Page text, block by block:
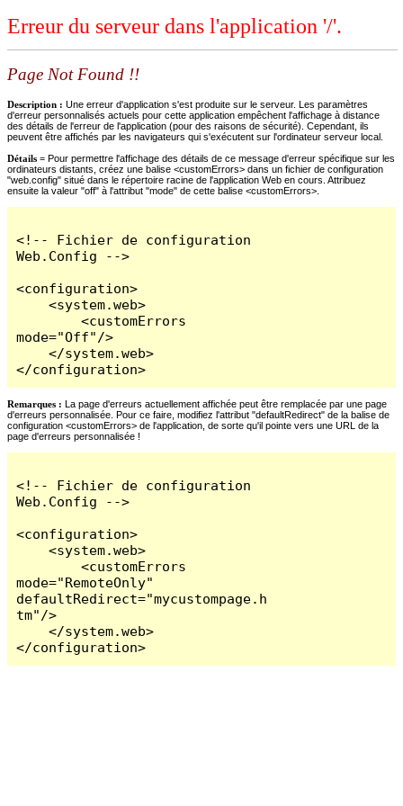
Erreur du serveur dans l'application '/'.
Page Not Found !!
Description : Une erreur d'application s'est produite sur le serveur. Les paramètres
d'erreur personnalisés actuels pour cette application empêchent l'affichage à distance
des détails de l'erreur de l'application (pour des raisons de sécurité). Cependant, ils
peuvent être affichés par les navigateurs qui s'exécutent sur l'ordinateur serveur local.
Détails = Pour permettre l'affichage des détails de ce message d'erreur spécifique sur les
ordinateurs distants, créez une balise <customErrors> dans un fichier de configuration
"web.config" situé dans le répertoire racine de l'application Web en cours. Attribuez
ensuite la valeur "off" à l'attribut "mode" de cette balise <customErrors>.
<!-- Fichier de configuration
Web.Config -->
<configuration>
    <system.web>
        <customErrors
mode="Off"/>
    </system.web>
</configuration>
Remarques : La page d'erreurs actuellement affichée peut être remplacée par une page
d'erreurs personnalisée. Pour ce faire, modifiez l'attribut "defaultRedirect" de la balise de
configuration <customErrors> de l'application, de sorte qu'il pointe vers une URL de la
page d'erreurs personnalisée !
<!-- Fichier de configuration
Web.Config -->
<configuration>
    <system.web>
        <customErrors
mode="RemoteOnly"
defaultRedirect="mycustompage.h
tm"/>
    </system.web>
</configuration>